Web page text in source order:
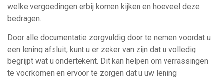
welke vergoedingen erbij komen kijken en hoeveel deze
bedragen.
Door alle documentatie zorgvuldig door te nemen voordat u
een lening afsluit, kunt u er zeker van zijn dat u volledig
begrijpt wat u ondertekent. Dit kan helpen om verrassingen
te voorkomen en ervoor te zorgen dat u uw lening